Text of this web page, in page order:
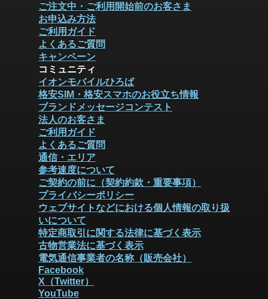
ご注文中・ご利用開始前のお客さま
お申込み方法
ご利用ガイド
よくあるご質問
キャンペーン
コミュニティ
イオンモバイルひろば
格安SIM・格安スマホのお役立ち情報
ブランドメッセージコンテスト
法人のお客さま
ご利用ガイド
よくあるご質問
通信・エリア
参考速度について
ご契約の前に（契約約款・重要事項）
プライバシーポリシー
ウェブサイトなどにおける個人情報の取り扱
いについて
特定商取引に関する法律に基づく表示
古物営業法に基づく表示
電気通信事業者の名称（販売会社）
Facebook
X（Twitter）
YouTube